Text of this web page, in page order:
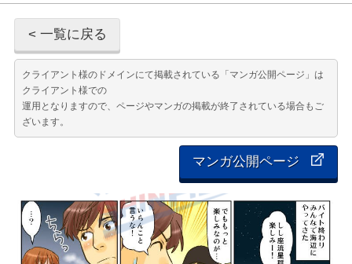
< 一覧に戻る
クライアント様のドメインにて掲載されている「マンガ公開ページ」は
クライアント様での
運用となりますので、ページやマンガの掲載が終了されている場合もご
ざいます。
マンガ公開ページ